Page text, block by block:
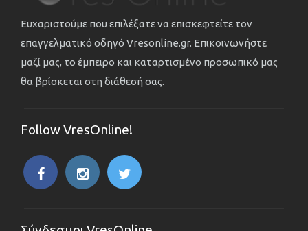
Ευχαριστούμε που επιλέξατε να επισκεφτείτε τον
επαγγελματικό οδηγό Vresonline.gr. Επικοινωνήστε
μαζί μας, το έμπειρο και καταρτισμένο προσωπικό μας
θα βρίσκεται στη διάθεσή σας.
Follow VresOnline!